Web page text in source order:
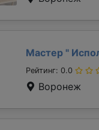
Мастер "
Рейтинг: 0.0
Воронеж